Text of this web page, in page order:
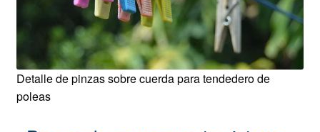
Detalle de pinzas sobre cuerda para tendedero de
poleas